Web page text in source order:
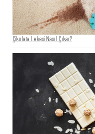
Çikolata Lekesi Nasıl Çıkar?